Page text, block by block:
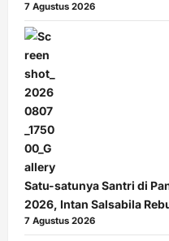
7 Agustus 2026
Satu-satunya Santri di
2026, Intan Salsabila
7 Agustus 2026